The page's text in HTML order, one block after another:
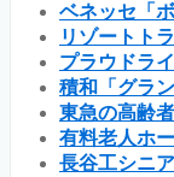
ベネッセ「
リゾートト
プラウドラ
積和「グラ
東急の高齢
有料老人ホ
長谷工シニ